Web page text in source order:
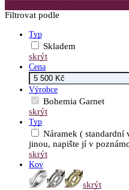
Filtrovat podle
Typ
Skladem
skrýt
Cena
Výrobce
Bohemia Garnet
skrýt
Typ
Náramek ( standardní
jinou, napište jí v
skrýt
Kov
skrýt